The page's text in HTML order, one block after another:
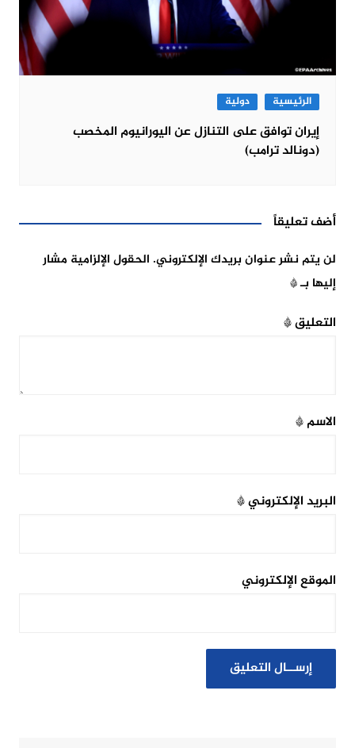
الرئيسية دولية
إيران توافق على التنازل عن اليورانيوم المخصب
(دونالد ترامب)
أضف تعليقاً
لن يتم نشر عنوان بريدك الإلكتروني. الحقول الإلزامية مشار
إليها بـ*
التعليق*
الاسم*
البريد الإلكتروني*
الموقع الإلكتروني